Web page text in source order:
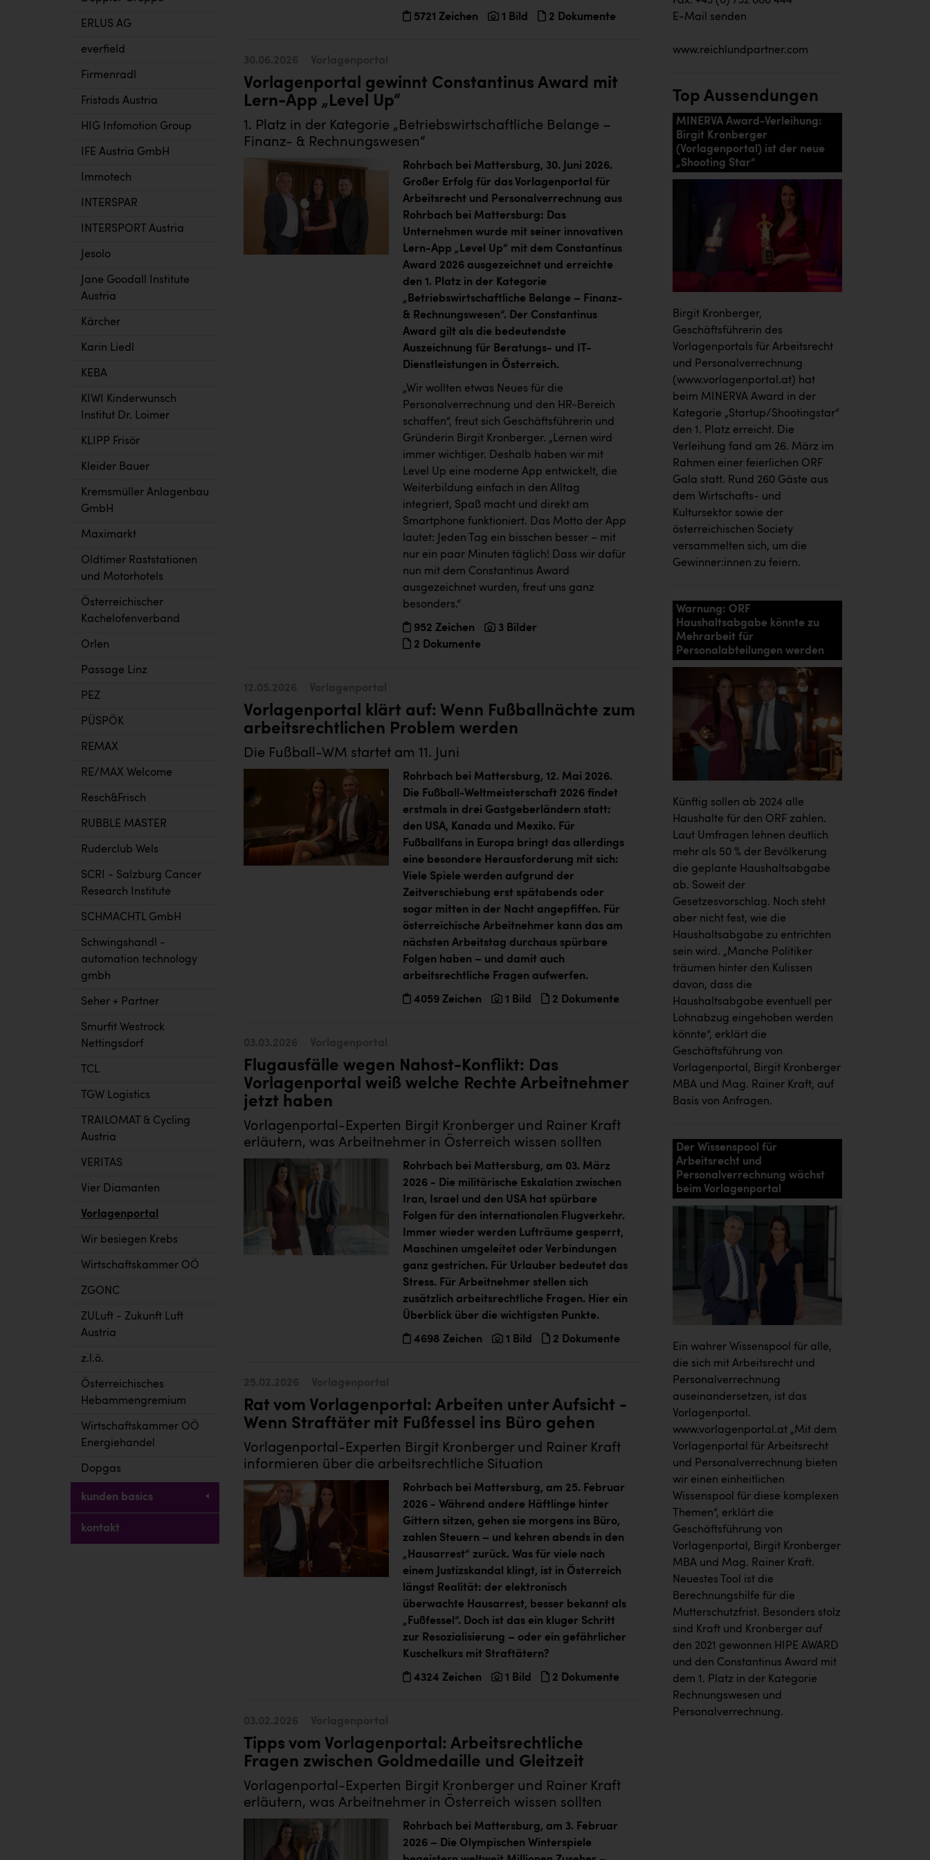
ERLUS AG
everfield
Firmenradl
Fristads Austria
HIG Infomotion Group
IFE Austria GmbH
Immotech
INTERSPAR
INTERSPORT Austria
Jesolo
Jane Goodall Institute
Austria
Kärcher
Karin Liedl
KEBA
KIWI Kinderwunsch
Institut Dr. Loimer
KLIPP Frisör
Kleider Bauer
Kremsmüller Anlagenbau
GmbH
Maximarkt
Oldtimer Raststationen
und Motorhotels
Österreichischer
Kachelofenverband
Orlen
Passage Linz
PEZ
PÜSPÖK
REMAX
RE/MAX Welcome
Resch&Frisch
RUBBLE MASTER
Ruderclub Wels
SCRI - Salzburg Cancer
Research Institute
SCHMACHTL GmbH
Schwingshandl -
automation technology
gmbh
Seher + Partner
Smurfit Westrock
Nettingsdorf
TCL
TGW Logistics
TRAILOMAT & Cycling
Austria
VERITAS
Vier Diamanten
Vorlagenportal
Wir besiegen Krebs
Wirtschaftskammer OÖ
ZGONC
ZULuft - Zukunft Luft
Austria
z.l.ö.
Österreichisches
Hebammengremium
Wirtschaftskammer OÖ
Energiehandel
Dopgas
kunden basics
kontakt
5721 Zeichen 1 Bild 2 Dokumente
Vorlagenportal gewinnt Constantinus Award mit
Lern-App „Level Up“
1. Platz in der Kategorie „Betriebswirtschaftliche Belange –
Finanz- & Rechnungswesen“
Rohrbach bei Mattersburg, 30. Juni 2026.
Großer Erfolg für das Vorlagenportal für
Arbeitsrecht und Personalverrechnung aus
Rohrbach bei Mattersburg: Das
Unternehmen wurde mit seiner innovativen
Lern-App „Level Up“ mit dem Constantinus
Award 2026 ausgezeichnet und erreichte
den 1. Platz in der Kategorie
„Betriebswirtschaftliche Belange – Finanz-
& Rechnungswesen“. Der Constantinus
Award gilt als die bedeutendste
Auszeichnung für Beratungs- und IT-
Dienstleistungen in Österreich.
„Wir wollten etwas Neues für die
Personalverrechnung und den HR-Bereich
schaffen“, freut sich Geschäftsführerin und
Gründerin Birgit Kronberger. „Lernen wird
immer wichtiger. Deshalb haben wir mit
Level Up eine moderne App entwickelt, die
Weiterbildung einfach in den Alltag
integriert, Spaß macht und direkt am
Smartphone funktioniert. Das Motto der App
lautet: Jeden Tag ein bisschen besser – mit
nur ein paar Minuten täglich! Dass wir dafür
nun mit dem Constantinus Award
ausgezeichnet wurden, freut uns ganz
besonders.“
952 Zeichen
3 Bilder
2 Dokumente
Vorlagenportal klärt auf: Wenn Fußballnächte zum
arbeitsrechtlichen Problem werden
Die Fußball-WM startet am 11. Juni
Rohrbach bei Mattersburg, 12. Mai 2026.
Die Fußball-Weltmeisterschaft 2026 findet
erstmals in drei Gastgeberländern statt:
den USA, Kanada und Mexiko. Für
Fußballfans in Europa bringt das allerdings
eine besondere Herausforderung mit sich:
Viele Spiele werden aufgrund der
Zeitverschiebung erst spätabends oder
sogar mitten in der Nacht angepfiffen. Für
österreichische Arbeitnehmer kann das am
nächsten Arbeitstag durchaus spürbare
Folgen haben – und damit auch
arbeitsrechtliche Fragen aufwerfen.
4059 Zeichen 1 Bild 2 Dokumente
Flugausfälle wegen Nahost-Konflikt: Das
Vorlagenportal weiß welche Rechte Arbeitnehmer
jetzt haben
Vorlagenportal-Experten Birgit Kronberger und Rainer Kraft
erläutern, was Arbeitnehmer in Österreich wissen sollten
Rohrbach bei Mattersburg, am 03. März
2026 - Die militärische Eskalation zwischen
Iran, Israel und den USA hat spürbare
Folgen für den internationalen Flugverkehr.
Immer wieder werden Lufträume gesperrt,
Maschinen umgeleitet oder Verbindungen
ganz gestrichen. Für Urlauber bedeutet das
Stress. Für Arbeitnehmer stellen sich
zusätzlich arbeitsrechtliche Fragen. Hier ein
Überblick über die wichtigsten Punkte.
4698 Zeichen 1 Bild 2 Dokumente
Rat vom Vorlagenportal: Arbeiten unter Aufsicht -
Wenn Straftäter mit Fußfessel ins Büro gehen
Vorlagenportal-Experten Birgit Kronberger und Rainer Kraft
informieren über die arbeitsrechtliche Situation
Rohrbach bei Mattersburg, am 25. Februar
2026 - Während andere Häftlinge hinter
Gittern sitzen, gehen sie morgens ins Büro,
zahlen Steuern – und kehren abends in den
„Hausarrest“ zurück. Was für viele nach
einem Justizskandal klingt, ist in Österreich
längst Realität: der elektronisch
überwachte Hausarrest, besser bekannt als
„Fußfessel“. Doch ist das ein kluger Schritt
zur Resozialisierung – oder ein gefährlicher
Kuschelkurs mit Straftätern?
4324 Zeichen 1 Bild 2 Dokumente
Tipps vom Vorlagenportal: Arbeitsrechtliche
Fragen zwischen Goldmedaille und Gleitzeit
Vorlagenportal-Experten Birgit Kronberger und Rainer Kraft
erläutern, was Arbeitnehmer in Österreich wissen sollten
Rohrbach bei Mattersburg, am 3. Februar
2026 – Die Olympischen Winterspiele
E-Mail senden
www.reichlundpartner.com
Top Aussendungen
MINERVA Award-Verleihung:
Birgit Kronberger
(Vorlagenportal) ist der neue
„Shooting Star“
Birgit Kronberger,
Geschäftsführerin des
Vorlagenportals für Arbeitsrecht
und Personalverrechnung
(www.vorlagenportal.at) hat
beim MINERVA Award in der
Kategorie „Startup/Shootingstar“
den 1. Platz erreicht. Die
Verleihung fand am 26. März im
Rahmen einer feierlichen ORF
Gala statt. Rund 260 Gäste aus
dem Wirtschafts- und
Kultursektor sowie der
österreichischen Society
versammelten sich, um die
Gewinner:innen zu feiern.
Warnung: ORF
Haushaltsabgabe könnte zu
Mehrarbeit für
Personalabteilungen werden
Künftig sollen ab 2024 alle
Haushalte für den ORF zahlen.
Laut Umfragen lehnen deutlich
mehr als 50 % der Bevölkerung
die geplante Haushaltsabgabe
ab. Soweit der
Gesetzesvorschlag. Noch steht
aber nicht fest, wie die
Haushaltsabgabe zu entrichten
sein wird. „Manche Politiker
träumen hinter den Kulissen
davon, dass die
Haushaltsabgabe eventuell per
Lohnabzug eingehoben werden
könnte“, erklärt die
Geschäftsführung von
Vorlagenportal, Birgit Kronberger
MBA und Mag. Rainer Kraft, auf
Basis von Anfragen.
Der Wissenspool für
Arbeitsrecht und
Personalverrechnung wächst
beim Vorlagenportal
Ein wahrer Wissenspool für alle,
die sich mit Arbeitsrecht und
Personalverrechnung
auseinandersetzen, ist das
Vorlagenportal.
www.vorlagenportal.at„Mit dem
Vorlagenportal für Arbeitsrecht
und Personalverrechnung bieten
wir einen einheitlichen
Wissenspool für diese komplexen
Themen“, erklärt die
Geschäftsführung von
Vorlagenportal, Birgit Kronberger
MBA und Mag. Rainer Kraft.
Neuestes Tool ist die
Berechnungshilfe für die
Mutterschutzfrist. Besonders stolz
sind Kraft und Kronberger auf
den 2021 gewonnen HIPE AWARD
und den Constantinus Award mit
dem 1. Platz in der Kategorie
Rechnungswesen und
Personalverrechnung.